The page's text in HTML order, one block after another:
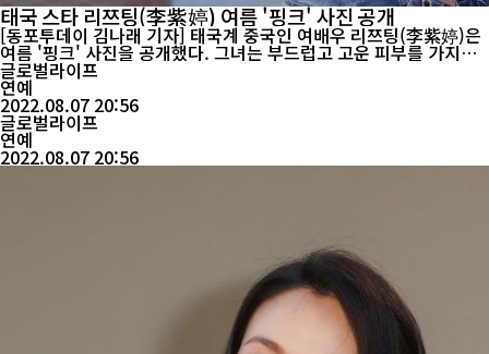
태국 스타 리쯔팅(李紫婷) 여름 '핑크' 사진 공개
[동포투데이 김나래 기자] 태국계 중국인 여배우 리쯔팅(李紫婷)은
여름 '핑크' 사진을 공개했다. 그녀는 부드럽고 고운 피부를 가지고
있을 뿐만아니라 몸매도 뛰어나며 특히 '이국적인' 얼굴이 매력적이
다. 2000년 1월 20일 태국 방콕에서 태어난 리쯔팅은 태국계 중국
인 여성 가수, 진행자 및 배우이다. 리쯔팅은 2022년 3월 뮤지컬 버
라이어티 쇼 '필...
글로벌라이프
연예
2022.08.07 20:56
글로벌라이프
연예
2022.08.07 20:56